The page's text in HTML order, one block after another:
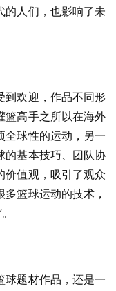
的人们，也影响了未
到欢迎，作品不同形
篮高手之所以在海外
全球性的运动，另一
的基本技巧、团队协
价值观，吸引了观众
篮球运动的技术，
球题材作品，还是一